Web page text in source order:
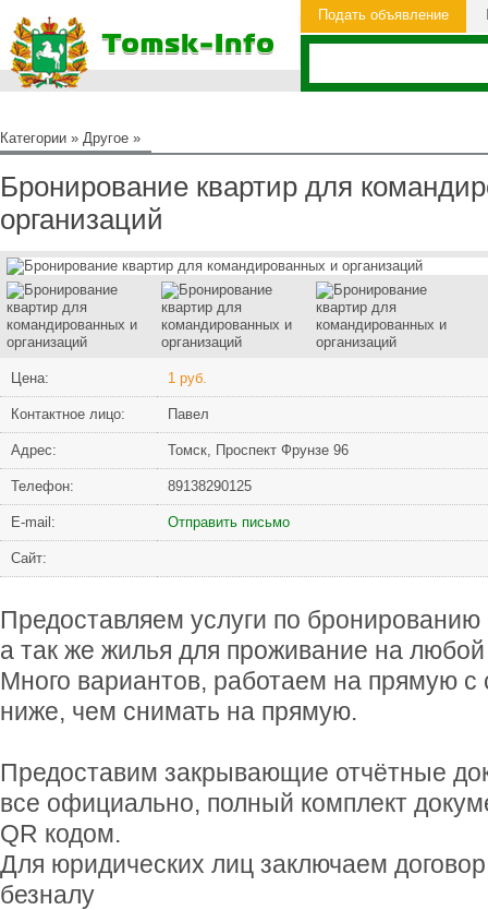
Подать объявление
Категории » Другое »
Бронирование квартир для
организаций
Цена: 1 руб.
Контактное лицо: Павел
Адрес: Томск, Проспект Фрунзе 96
Телефон: 89138290125
Е-mail: Отправить письмо
Сайт:
Предоставляем услуги по бронированию
а так же жилья для проживание на любой
Много вариантов, работаем на прямую
ниже, чем снимать на прямую.
Предоставим закрывающие отчётные
все официально, полный комплект
QR кодом.
Для юридических лиц заключаем
безналу